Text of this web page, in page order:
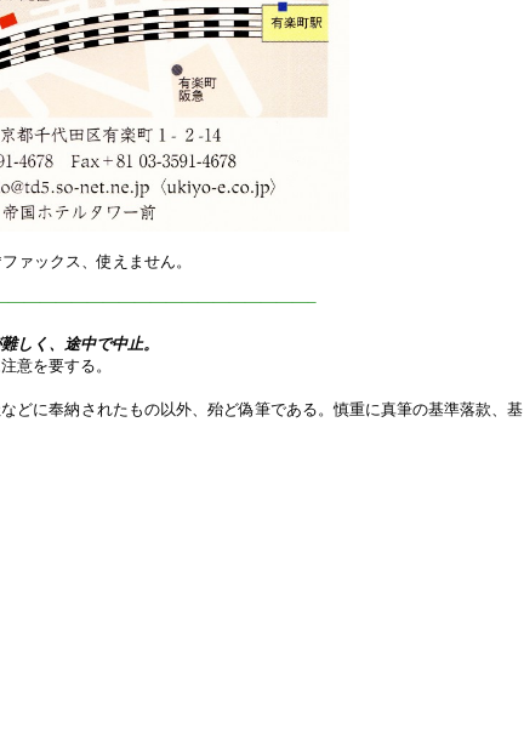
ァックス、使えません。
しく、途中で中止。
意を要する。
どに奉納されたもの以外、殆ど偽筆である。慎重に真筆の基準落款、基